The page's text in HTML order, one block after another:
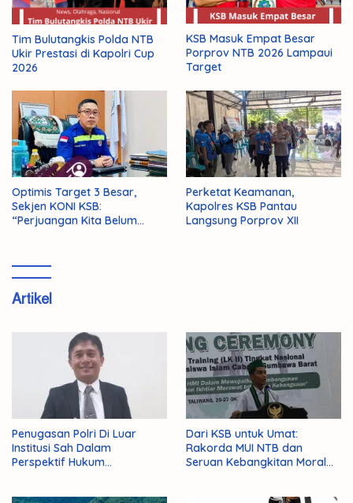
Tim Bulutangkis Polda NTB
Ukir Prestasi di Kapolri Cup
2026
KSB Masuk Empat Besar
Porprov NTB 2026 Lampaui
Target
Optimis Target 3 Besar,
Sekjen KONI KSB:
“Perjuangan Kita Belum
Perketat Keamanan,
Kapolres KSB Pantau
Langsung Porprov XII
Artikel
Penugasan Polri Di Luar
Institusi Sah Dalam
Perspektif Hukum
Dari KSB untuk Umat:
Rakorda MUI NTB dan
Seruan Kebangkitan Moral